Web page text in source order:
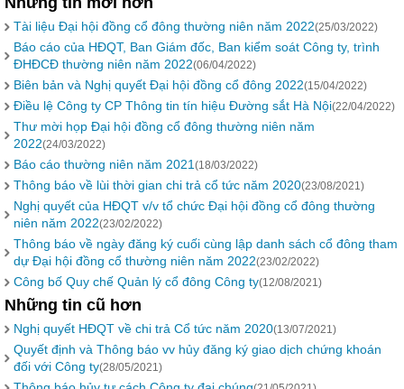
Tài liệu Đại hội đồng cổ đông thường niên năm 2022(25/03/2022)
Báo cáo của HĐQT, Ban Giám đốc, Ban kiểm soát Công ty, trình
ĐHĐCĐ thường niên năm 2022(06/04/2022)
Biên bản và Nghị quyết Đại hội đồng cổ đông 2022(15/04/2022)
Điều lệ Công ty CP Thông tin tín hiệu Đường sắt Hà Nội(22/04/2022)
Thư mời họp Đại hội đồng cổ đông thường niên năm
2022(24/03/2022)
Báo cáo thường niên năm 2021 (18/03/2022)
Thông báo về lùi thời gian chi trả cổ tức năm 2020(23/08/2021)
Nghị quyết của HĐQT v/v tổ chức Đại hội đồng cổ đông thường
niên năm 2022(23/02/2022)
Thông báo về ngày đăng ký cuối cùng lập danh sách cổ đông tham
dự Đại hội đồng cổ thường niên năm 2022(23/02/2022)
Công bố Quy chế Quản lý cổ đông Công ty(12/08/2021)
Những tin cũ hơn
Nghị quyết HĐQT về chi trả Cổ tức năm 2020(13/07/2021)
Quyết định và Thông báo vv hủy đăng ký giao dịch chứng khoán
đối với Công ty(28/05/2021)